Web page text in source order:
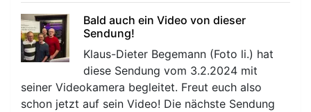
Bald auch ein Video von dieser
Sendung!
Klaus-Dieter Begemann (Foto li.) hat
diese Sendung vom 3.2.2024 mit
seiner Videokamera begleitet. Freut euch also
schon jetzt auf sein Video! Die nächste Sendung